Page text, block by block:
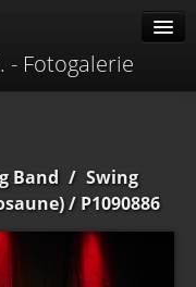
- Fotogalerie
Band / Swing
/ P1090886